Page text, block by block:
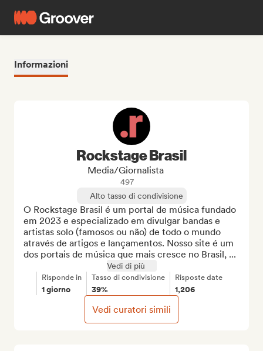
Informazioni
Rockstage Brasil
Media/Giornalista
497
Alto tasso di condivisione
O Rockstage Brasil é um portal de música fundado
em 2023 e especializado em divulgar bandas e
artistas solo (famosos ou não) de todo o mundo
através de artigos e lançamentos. Nosso site é um
dos portais de música que mais cresce no Brasil, ...
Vedi di più
Risponde in
1 giorno
Tasso di condivisione
39%
Risposte date
1,206
Vedi curatori simili